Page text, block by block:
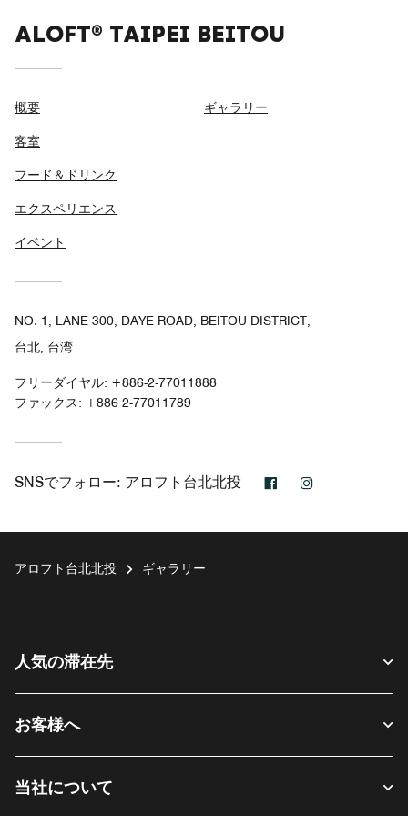
ALOFT® TAIPEI BEITOU
概要
客室
フード＆ドリンク
エクスペリエンス
イベント
ギャラリー
NO. 1, LANE 300, DAYE ROAD, BEITOU DISTRICT,
台北, 台湾
フリーダイヤル: +886-2-77011888
ファックス: +886 2-77011789
SNSでフォロー: アロフト台北北投 Facebook
アロフト台北北投 ギャラリー
人気の滞在先
お客様へ
当社について